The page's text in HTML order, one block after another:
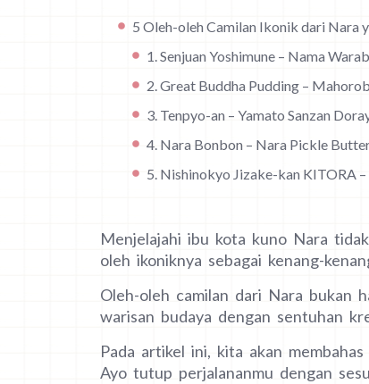
5 Oleh-oleh Camilan Ikonik dari Nara
1. Senjuan Yoshimune – Nama
2. Great Buddha Pudding –
3. Tenpyo-an – Yamato Sanzan
4. Nara Bonbon – Nara Pickle
5. Nishinokyo Jizake-kan KITORA
Menjelajahi ibu kota kuno Nara
oleh ikoniknya sebagai kenang-
Oleh-oleh camilan dari Nara bukan
warisan budaya dengan sentuhan
Pada artikel ini, kita akan
Ayo tutup perjalananmu dengan